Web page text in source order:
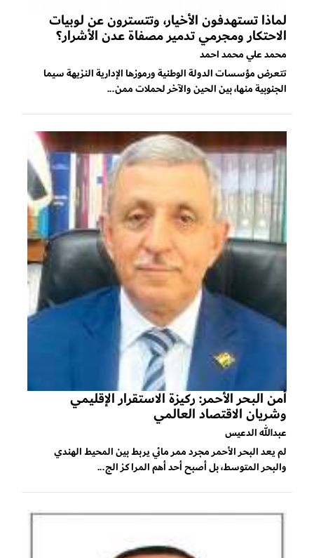
لماذا تستهدفون الأخيار، وتتسترون عن لوبيات
الاحتكار ومجرمي تدمير مصفاة عدن الأشرار؟
محمد علي محمد احمد
تتعرض مؤسسات الدولة الوطنية ورموزها الإدارية النزيهة سيما
الجنوبية منها، بين الحين والآخر لحملات ممن...
أمن البحر الأحمر: ركيزة الاستقرار الإقليمي
وشريان الاقتصاد العالمي
عبدالله الدعيس
لم يعد البحر الأحمر مجرد ممر مائي يربط بين المحيط الهندي
والبحر المتوسط، بل أصبح أحد أهم المراكز الج...